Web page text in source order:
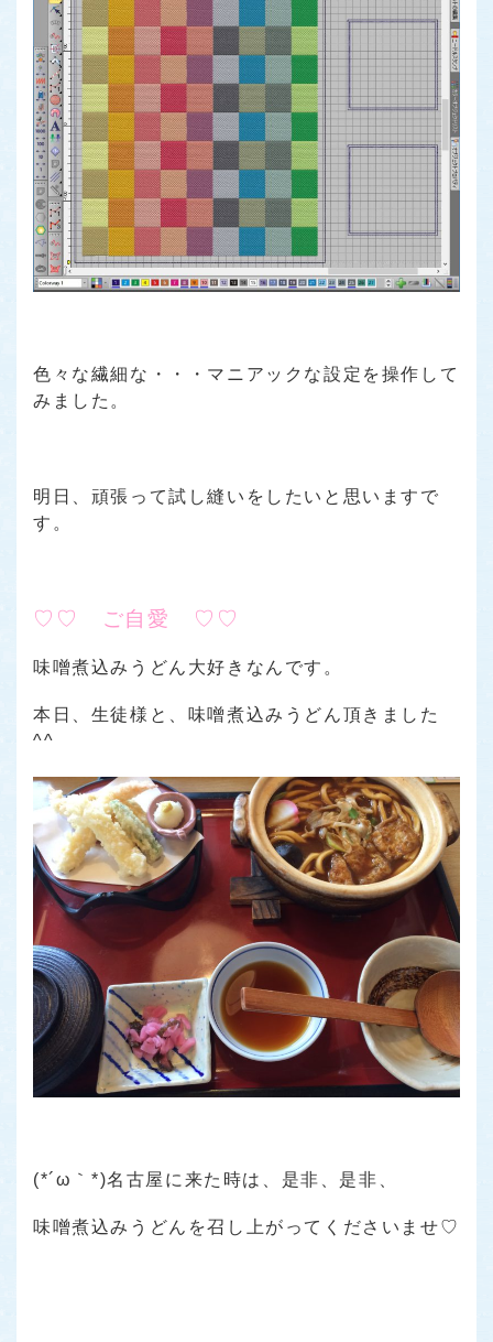
色々な繊細な・・・マニアックな設定を操作して
みました。
明日、頑張って試し縫いをしたいと思いますで
す。
♡♡ ご自愛 ♡♡
味噌煮込みうどん大好きなんです。
本日、生徒様と、味噌煮込みうどん頂きました
^^
(*´ω｀*)名古屋に来た時は、是非、是非、
味噌煮込みうどんを召し上がってくださいませ♡